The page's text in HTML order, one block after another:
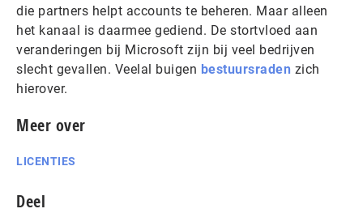
die partners helpt accounts te beheren. Maar alleen
het kanaal is daarmee gediend. De stortvloed aan
veranderingen bij Microsoft zijn bij veel bedrijven
slecht gevallen. Veelal buigen bestuursraden zich
hierover.
Meer over
LICENTIES
Deel